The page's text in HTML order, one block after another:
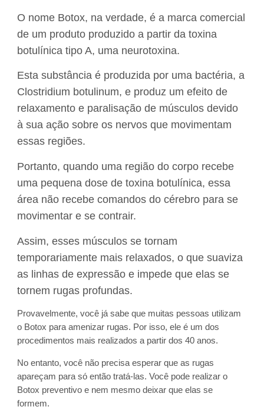
O nome Botox, na verdade, é a marca comercial
de um produto produzido a partir da toxina
botulínica tipo A, uma neurotoxina.
Esta substância é produzida por uma bactéria, a
Clostridium botulinum, e produz um efeito de
relaxamento e paralisação de músculos devido
à sua ação sobre os nervos que movimentam
essas regiões.
Portanto, quando uma região do corpo recebe
uma pequena dose de toxina botulínica, essa
área não recebe comandos do cérebro para se
movimentar e se contrair.
Assim, esses músculos se tornam
temporariamente mais relaxados, o que suaviza
as linhas de expressão e impede que elas se
tornem rugas profundas.
Provavelmente, você já sabe que muitas pessoas utilizam
o Botox para amenizar rugas. Por isso, ele é um dos
procedimentos mais realizados a partir dos 40 anos.
No entanto, você não precisa esperar que as rugas
apareçam para só então tratá-las. Você pode realizar o
Botox preventivo e nem mesmo deixar que elas se
formem.